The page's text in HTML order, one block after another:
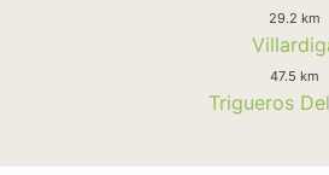
29.2 km
47.5 km
Trigueros